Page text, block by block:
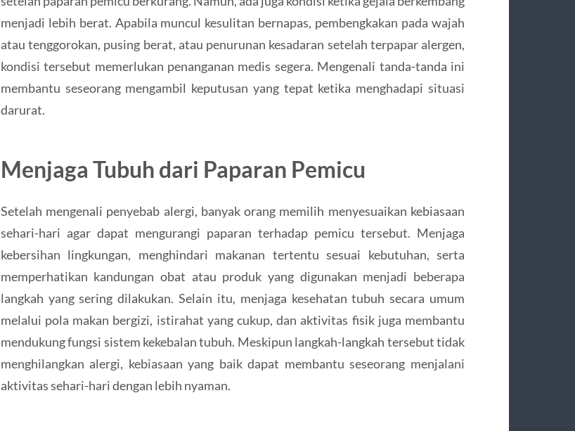
menjadi lebih berat. Apabila muncul kesulitan bernapas, pembengkakan pada wajah
atau tenggorokan, pusing berat, atau penurunan kesadaran setelah terpapar alergen,
kondisi tersebut memerlukan penanganan medis segera. Mengenali tanda-tanda ini
membantu seseorang mengambil keputusan yang tepat ketika menghadapi situasi
darurat.
Menjaga Tubuh dari Paparan Pemicu
Setelah mengenali penyebab alergi, banyak orang memilih menyesuaikan kebiasaan
sehari-hari agar dapat mengurangi paparan terhadap pemicu tersebut. Menjaga
kebersihan lingkungan, menghindari makanan tertentu sesuai kebutuhan, serta
memperhatikan kandungan obat atau produk yang digunakan menjadi beberapa
langkah yang sering dilakukan. Selain itu, menjaga kesehatan tubuh secara umum
melalui pola makan bergizi, istirahat yang cukup, dan aktivitas fisik juga membantu
mendukung fungsi sistem kekebalan tubuh. Meskipun langkah-langkah tersebut tidak
menghilangkan alergi, kebiasaan yang baik dapat membantu seseorang menjalani
aktivitas sehari-hari dengan lebih nyaman.